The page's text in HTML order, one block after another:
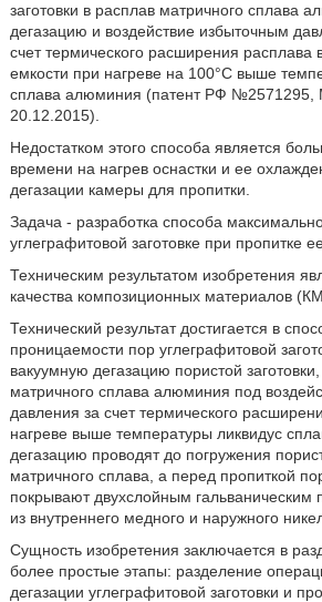
заготовки в расплав матричного сплава
дегазацию и воздействие избыточным
счет термического расширения расплава
емкости при нагреве на 100°С выше
сплава алюминия (патент РФ №2571295,
20.12.2015).
Недостатком этого способа является
времени на нагрев оснастки и ее
дегазации камеры для пропитки.
Задача - разработка способа
углеграфитовой заготовке при пропитке
Техническим результатом изобретения
качества композиционных материалов
Технический результат достигается в
проницаемости пор углеграфитовой
вакуумную дегазацию пористой
матричного сплава алюминия под
давления за счет термического
нагреве выше температуры ликвидус
дегазацию проводят до погружения
матричного сплава, а перед пропиткой
покрывают двухслойным
из внутреннего медного и наружного
Сущность изобретения заключается в
более простые этапы: разделение
дегазации углеграфитовой заготовки и